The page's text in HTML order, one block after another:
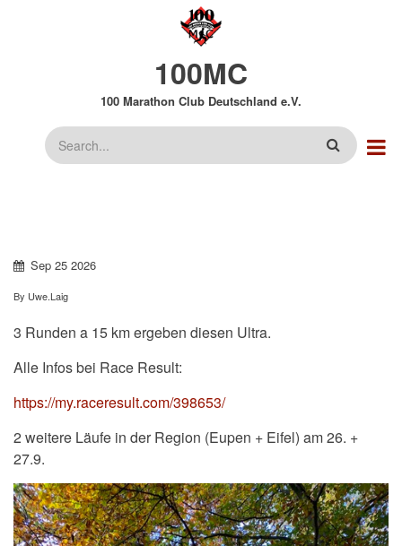
100MC
100 Marathon Club Deutschland e.V.
Suche
Sep 25 2026
By Uwe.Laig
3 Runden a 15 km ergeben diesen Ultra.
Alle Infos bei Race Result:
https://my.raceresult.com/398653/
2 weitere Läufe in der Region (Eupen + Eifel) am 26. +
27.9.